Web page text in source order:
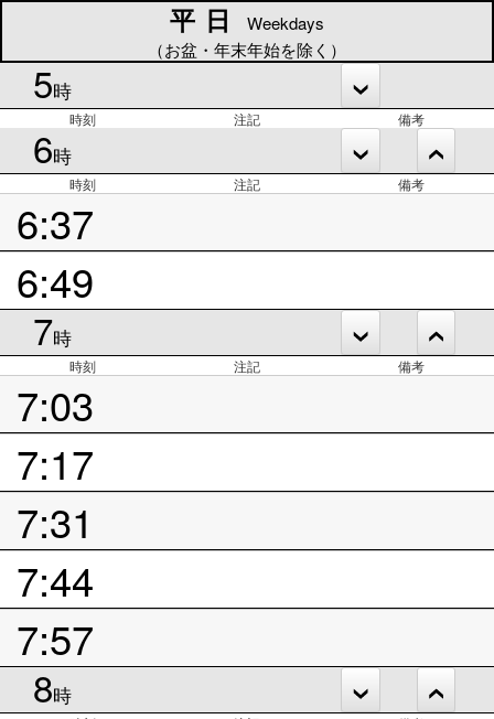
平日
Weekdays
（お盆・年末年始を除く）
5時
時刻 注記 備考
6時
時刻 注記 備考
6:37
6:49
7時
時刻 注記 備考
7:03
7:17
7:31
7:44
7:57
8時